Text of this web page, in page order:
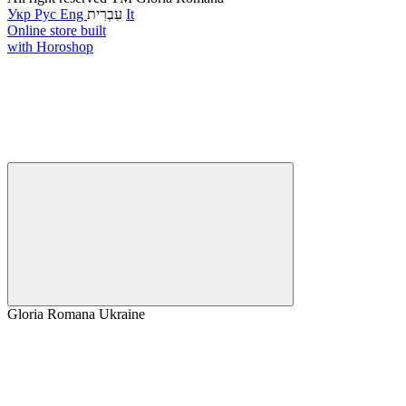
Укр Рус Eng
It
Online store built
with Horoshop
Gloria Romana Ukraine